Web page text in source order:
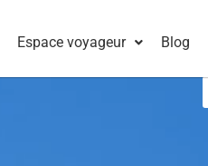
Espace voyageur Blog